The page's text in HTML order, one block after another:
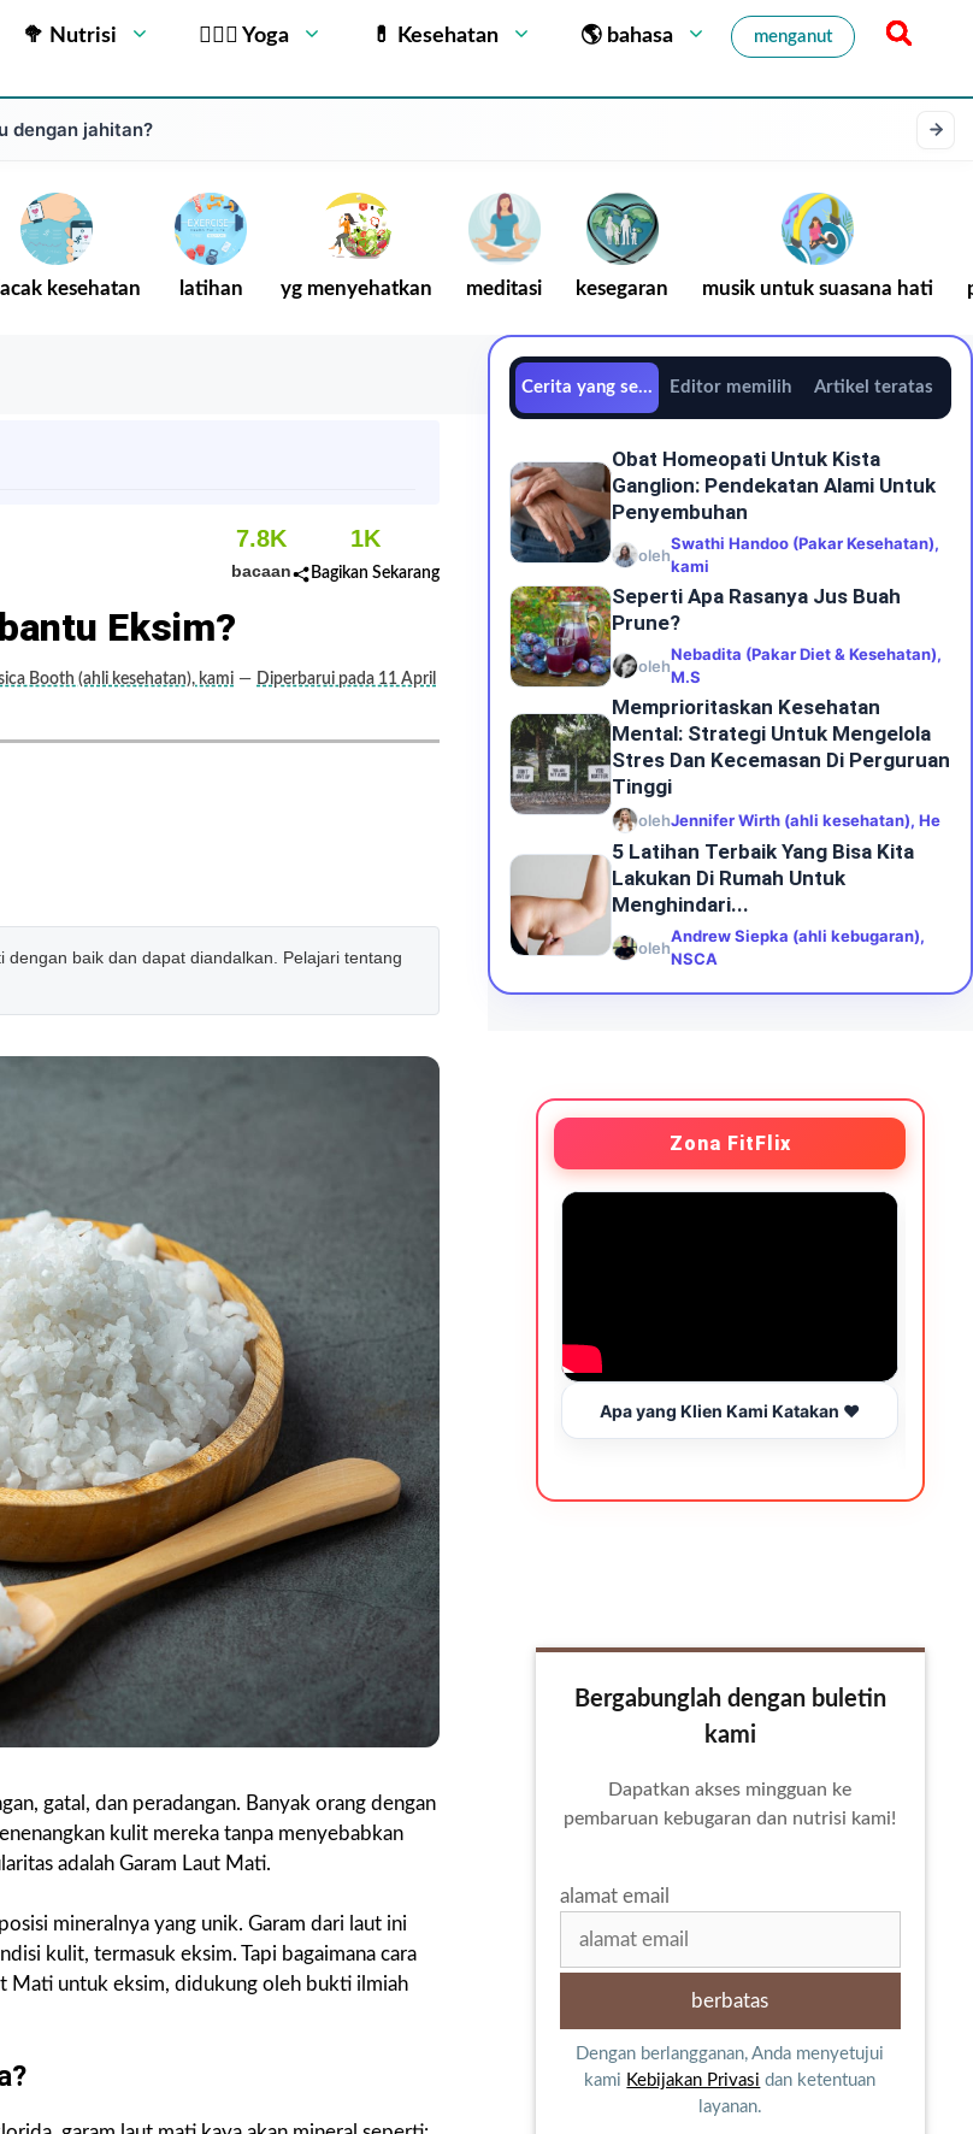
🥦 Nutrisi 🧘🏻‍♂️ Yoga 💊 Kesehatan 🌎 bahasa menganut
dengan jahitan?
kesehatan latihan yg menyehatkan meditasi kesegaran musik untuk suasana hati
7.8K
bacaan
1K
Bagikan Sekarang
Eksim?
Booth (ahli kesehatan), kami — Diperbarui pada 11 April
baik dan dapat diandalkan. Pelajari tentang
gatal, dan peradangan. Banyak orang dengan
kulit mereka tanpa menyebabkan
adalah Garam Laut Mati.
mineralnya yang unik. Garam dari laut ini
kulit, termasuk eksim. Tapi bagaimana cara
Mati untuk eksim, didukung oleh bukti ilmiah
Cerita yang sedang trenEditor memilih Artikel teratas
Obat Homeopati Untuk Kista
Ganglion: Pendekatan Alami Untuk
Penyembuhan
oleh
Swathi Handoo (Pakar Kesehatan),
kami
Seperti Apa Rasanya Jus Buah
Prune?
oleh
Nebadita (Pakar Diet & Kesehatan),
M.S
Memprioritaskan Kesehatan
Mental: Strategi Untuk Mengelola
Stres Dan Kecemasan Di Perguruan
Tinggi
olehJennifer Wirth (ahli kesehatan), He
5 Latihan Terbaik Yang Bisa Kita
Lakukan Di Rumah Untuk
Menghindari...
oleh
Andrew Siepka (ahli kebugaran),
NSCA
Zona FitFlix
Apa yang Klien Kami Katakan ❤️
Bergabunglah dengan buletin
kami
Dapatkan akses mingguan ke
pembaruan kebugaran dan nutrisi kami!
alamat email
Dengan berlangganan, Anda menyetujui
kami Kebijakan Privasi dan ketentuan
layanan.